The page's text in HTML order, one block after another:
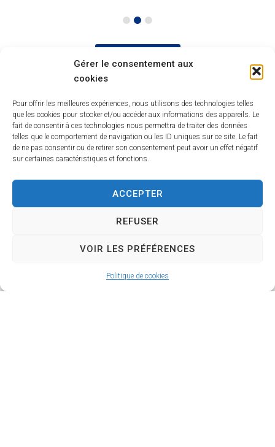
Gérer le consentement aux
cookies
Pour offrir les meilleures expériences, nous utilisons des technologies telles
que les cookies pour stocker et/ou accéder aux informations des appareils. Le
fait de consentir à ces technologies nous permettra de traiter des données
telles que le comportement de navigation ou les ID uniques sur ce site. Le fait
de ne pas consentir ou de retirer son consentement peut avoir un effet négatif
sur certaines caractéristiques et fonctions.
ACCEPTER
REFUSER
VOIR LES PRÉFÉRENCES
Politique de cookies
En voir plus
Quelques visuels ...